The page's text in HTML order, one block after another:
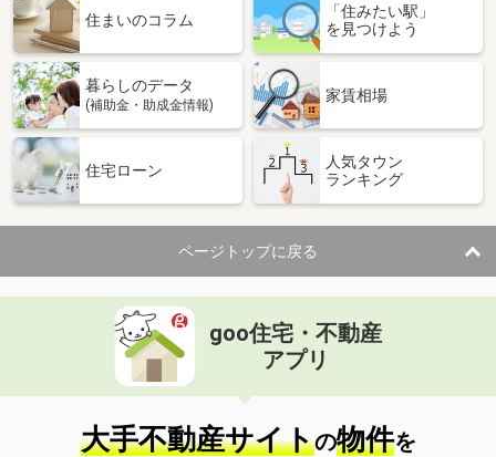
住まいのコラム
「住みたい駅」
を見つけよう
暮らしのデータ
(補助金・助成金情報)
家賃相場
住宅ローン
人気タウン
ランキング
ページトップに戻る
goo住宅・不動産
アプリ
大手不動産サイトの物件を